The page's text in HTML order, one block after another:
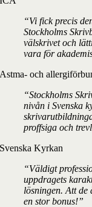
“Vi fick precis
Stockholms
välskrivet och
vara för
Astma- och
“Stockholms
nivån i Svenska
proffsiga och
Svenska Kyrkan
“Väldigt
uppdragets
lösningen. Att
en stor bonus!”